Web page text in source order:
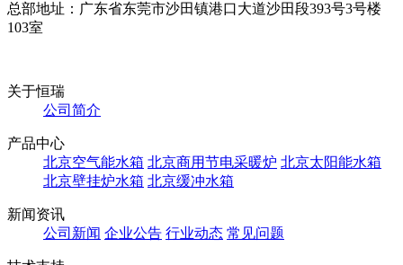
总部地址：广东省东莞市沙田镇港口大道沙田段393号3号楼
103室
关于恒瑞
公司简介
产品中心
北京空气能水箱 北京商用节电采暖炉 北京太阳能水箱
北京壁挂炉水箱 北京缓冲水箱
新闻资讯
公司新闻 企业公告 行业动态 常见问题